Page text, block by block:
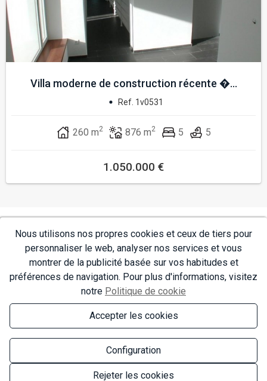
Villa moderne de construction récente �...
Ref. 1v0531
260 m2 876 m2 5 5
1.050.000 €
CONTACT
NAVIGATION
Nous utilisons nos propres cookies et ceux de tiers pour
personnaliser le web, analyser nos services et vous
montrer de la publicité basée sur vos habitudes et
préférences de navigation. Pour plus d'informations, visitez
notre Politique de cookie
Accepter les cookies
Configuration
Rejeter les cookies